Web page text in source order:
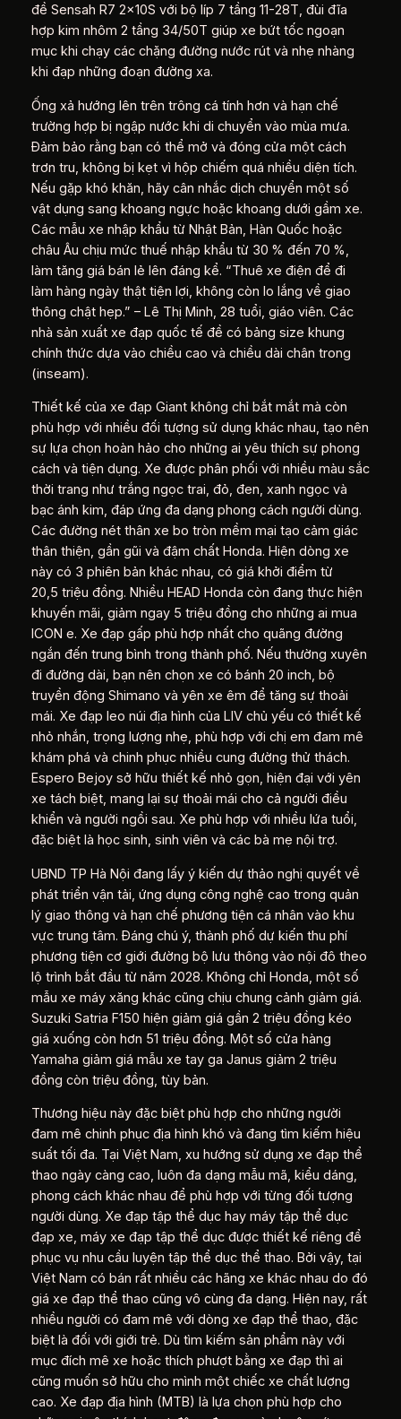
đề Sensah R7 2x10S với bộ líp 7 tầng 11-28T, đùi đĩa
hợp kim nhôm 2 tầng 34/50T giúp xe bứt tốc ngoạn
mục khi chạy các chặng đường nước rút và nhẹ nhàng
khi đạp những đoạn đường xa.
Ống xả hướng lên trên trông cá tính hơn và hạn chế
trường hợp bị ngập nước khi di chuyển vào mùa mưa.
Đảm bảo rằng bạn có thể mở và đóng cửa một cách
trơn tru, không bị kẹt vì hộp chiếm quá nhiều diện tích.
Nếu gặp khó khăn, hãy cân nhắc dịch chuyển một số
vật dụng sang khoang ngực hoặc khoang dưới gầm xe.
Các mẫu xe nhập khẩu từ Nhật Bản, Hàn Quốc hoặc
châu Âu chịu mức thuế nhập khẩu từ 30 % đến 70 %,
làm tăng giá bán lẻ lên đáng kể. “Thuê xe điện để đi
làm hàng ngày thật tiện lợi, không còn lo lắng về giao
thông chật hẹp.” – Lê Thị Minh, 28 tuổi, giáo viên. Các
nhà sản xuất xe đạp quốc tế đề có bảng size khung
chính thức dựa vào chiều cao và chiều dài chân trong
(inseam).
Thiết kế của xe đạp Giant không chỉ bắt mắt mà còn
phù hợp với nhiều đối tượng sử dụng khác nhau, tạo nên
sự lựa chọn hoàn hảo cho những ai yêu thích sự phong
cách và tiện dụng. Xe được phân phối với nhiều màu sắc
thời trang như trắng ngọc trai, đỏ, đen, xanh ngọc và
bạc ánh kim, đáp ứng đa dạng phong cách người dùng.
Các đường nét thân xe bo tròn mềm mại tạo cảm giác
thân thiện, gần gũi và đậm chất Honda. Hiện dòng xe
này có 3 phiên bản khác nhau, có giá khởi điểm từ
20,5 triệu đồng. Nhiều HEAD Honda còn đang thực hiện
khuyến mãi, giảm ngay 5 triệu đồng cho những ai mua
ICON e. Xe đạp gấp phù hợp nhất cho quãng đường
ngắn đến trung bình trong thành phố. Nếu thường xuyên
đi đường dài, bạn nên chọn xe có bánh 20 inch, bộ
truyền động Shimano và yên xe êm để tăng sự thoải
mái. Xe đạp leo núi địa hình của LIV chủ yếu có thiết kế
nhỏ nhắn, trọng lượng nhẹ, phù hợp với chị em đam mê
khám phá và chinh phục nhiều cung đường thử thách.
Espero Bejoy sở hữu thiết kế nhỏ gọn, hiện đại với yên
xe tách biệt, mang lại sự thoải mái cho cả người điều
khiển và người ngồi sau. Xe phù hợp với nhiều lứa tuổi,
đặc biệt là học sinh, sinh viên và các bà mẹ nội trợ.
UBND TP Hà Nội đang lấy ý kiến dự thảo nghị quyết về
phát triển vận tải, ứng dụng công nghệ cao trong quản
lý giao thông và hạn chế phương tiện cá nhân vào khu
vực trung tâm. Đáng chú ý, thành phố dự kiến thu phí
phương tiện cơ giới đường bộ lưu thông vào nội đô theo
lộ trình bắt đầu từ năm 2028. Không chỉ Honda, một số
mẫu xe máy xăng khác cũng chịu chung cảnh giảm giá.
Suzuki Satria F150 hiện giảm giá gần 2 triệu đồng kéo
giá xuống còn hơn 51 triệu đồng. Một số cửa hàng
Yamaha giảm giá mẫu xe tay ga Janus giảm 2 triệu
đồng còn triệu đồng, tùy bản.
Thương hiệu này đặc biệt phù hợp cho những người
đam mê chinh phục địa hình khó và đang tìm kiếm hiệu
suất tối đa. Tại Việt Nam, xu hướng sử dụng xe đạp thể
thao ngày càng cao, luôn đa dạng mẫu mã, kiểu dáng,
phong cách khác nhau để phù hợp với từng đối tượng
người dùng. Xe đạp tập thể dục hay máy tập thể dục
đạp xe, máy xe đạp tập thể dục được thiết kế riêng để
phục vụ nhu cầu luyện tập thể dục thể thao. Bởi vậy, tại
Việt Nam có bán rất nhiều các hãng xe khác nhau do đó
giá xe đạp thể thao cũng vô cùng đa dạng. Hiện nay, rất
nhiều người có đam mê với dòng xe đạp thể thao, đặc
biệt là đối với giới trẻ. Dù tìm kiếm sản phẩm này với
mục đích mê xe hoặc thích phượt bằng xe đạp thì ai
cũng muốn sở hữu cho mình một chiếc xe chất lượng
cao. Xe đạp địa hình (MTB) là lựa chọn phù hợp cho